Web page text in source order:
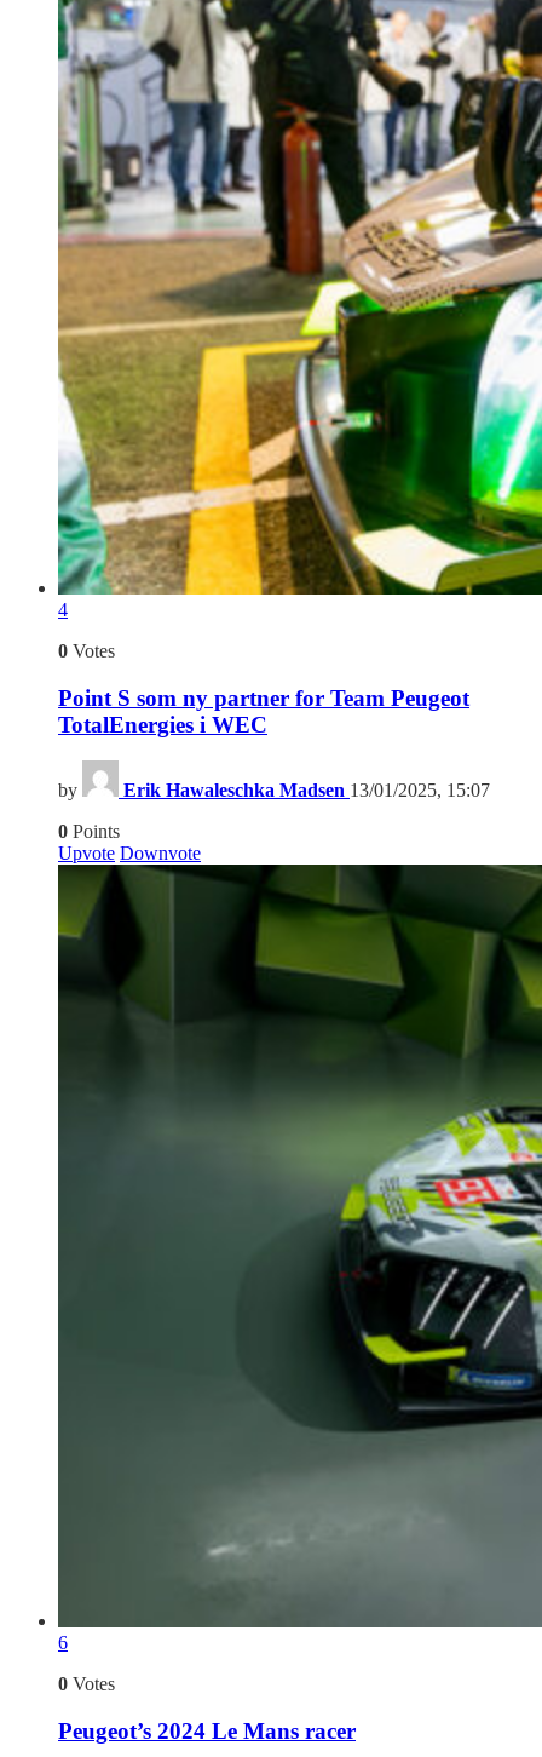
4
0 Votes
Point S som ny partner for Team Peugeot
TotalEnergies i WEC
by Erik Hawaleschka Madsen 13/01/2025, 15:07
0 Points
Upvote Downvote
6
0 Votes
Peugeot’s 2024 Le Mans racer